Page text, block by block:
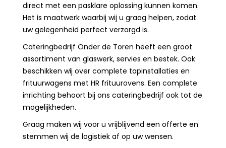
direct met een pasklare oplossing kunnen komen.
Het is maatwerk waarbij wij u graag helpen, zodat
uw gelegenheid perfect verzorgd is.
Cateringbedrijf Onder de Toren heeft een groot
assortiment van glaswerk, servies en bestek. Ook
beschikken wij over complete tapinstallaties en
frituurwagens met HR frituurovens. Een complete
inrichting behoort bij ons cateringbedrijf ook tot de
mogelijkheden.
Graag maken wij voor u vrijblijvend een offerte en
stemmen wij de logistiek af op uw wensen.